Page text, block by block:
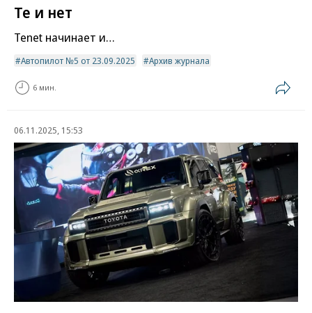
Те и нет
Tenet начинает и…
Автопилот №5 от 23.09.2025 Архив журнала
6 мин.
06.11.2025, 15:53